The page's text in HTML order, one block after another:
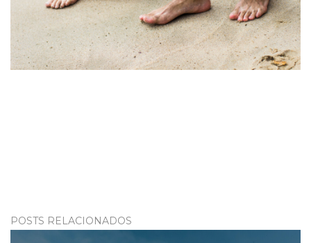
POSTS RELACIONADOS